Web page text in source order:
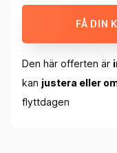
FÅ DIN
Den här offerten är
kan justera eller
flyttdagen